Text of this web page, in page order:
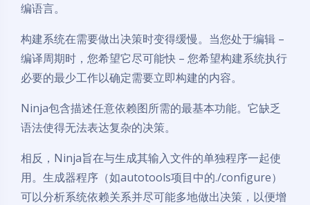
编语言。
构建系统在需要做出决策时变得缓慢。当您处于编辑 –
编译周期时，您希望它尽可能快 – 您希望构建系统执行
必要的最少工作以确定需要立即构建的内容。
Ninja包含描述任意依赖图所需的最基本功能。它缺乏
语法使得无法表达复杂的决策。
相反，Ninja旨在与生成其输入文件的单独程序一起使
用。生成器程序（如autotools项目中的./configure）
可以分析系统依赖关系并尽可能多地做出决策，以便增